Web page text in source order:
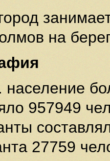
на
население
957949
27759